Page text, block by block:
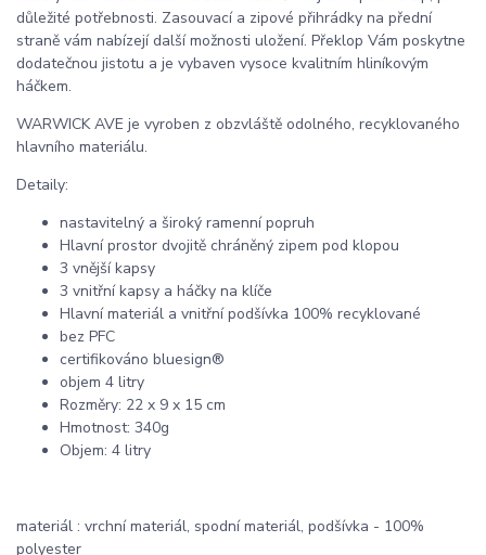
důležité potřebnosti. Zasouvací a zipové přihrádky na přední
straně vám nabízejí další možnosti uložení. Překlop Vám poskytne
dodatečnou jistotu a je vybaven vysoce kvalitním hliníkovým
háčkem.
WARWICK AVE je vyroben z obzvláště odolného, ​​recyklovaného
hlavního materiálu.
Detaily:
nastavitelný a široký ramenní popruh
Hlavní prostor dvojitě chráněný zipem pod klopou
3 vnější kapsy
3 vnitřní kapsy a háčky na klíče
Hlavní materiál a vnitřní podšívka 100% recyklované
bez PFC
certifikováno bluesign®
objem 4 litry
Rozměry: 22 x 9 x 15 cm
Hmotnost: 340g
Objem: 4 litry
materiál : vrchní materiál, spodní materiál, podšívka - 100%
polyester